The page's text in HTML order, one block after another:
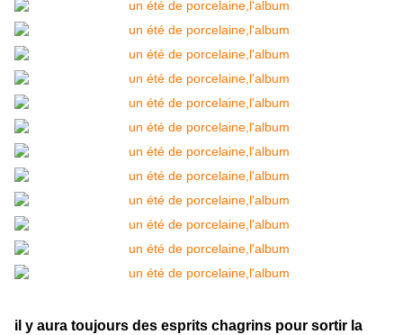
il y aura toujours des esprits chagrins pour sortir la